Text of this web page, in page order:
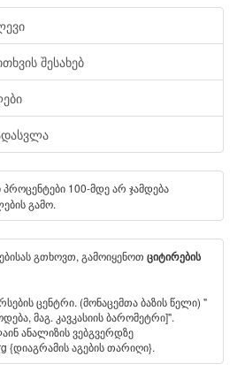
შესახებ
პროცენტები 100-მდე არ ჯამდება
გამო.
გთხოვთ, გამოიყენოთ ციტირების
ცენტრი. (მონაცემთა ბაზის წელი) "
მაგ. კავკასიის ბარომეტრი]".
ანალიზის ვებგვერდზე
{დიაგრამის აგების თარიღი}.